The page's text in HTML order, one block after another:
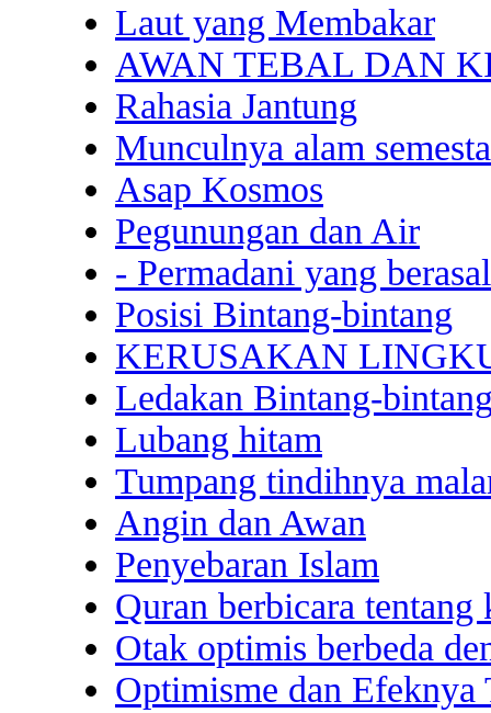
Laut yang Membakar
AWAN TEBAL DAN
Rahasia Jantung
Munculnya alam semesta
Asap Kosmos
Pegunungan dan Air
- Permadani yang
Posisi Bintang-bintang
KERUSAKAN
Ledakan Bintang-
Lubang hitam
Tumpang tindihnya
Angin dan Awan
Penyebaran Islam
Quran berbicara tentang
Otak optimis berbeda
Optimisme dan Efeknya